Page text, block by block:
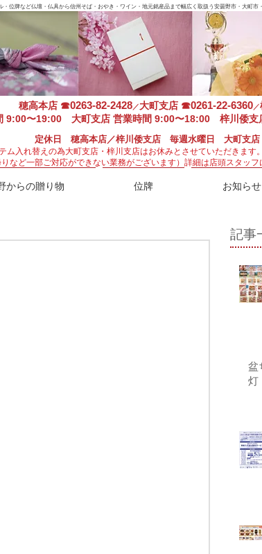
位牌など仏壇・仏具から信州そば・おやき・ワイン・地元銘産品まで幅広く取扱う安曇野市・大町市
穂高本店 ☎0263-82-2428／大町支店 ☎0261-22-6360／
9:00〜19:00 大町支店 営業時間 9:00〜18:00 梓川倭支
定休日 穂高本店／梓川倭支店 毎週水曜日 大町支店
からの贈り物 位牌 お知らせ
ム入れ替えの為大町支店・梓川支店はお休みとさせていただきます。
など一部ご対応ができない業務がございます） 詳細は店頭スタッフ
記事
盆
灯